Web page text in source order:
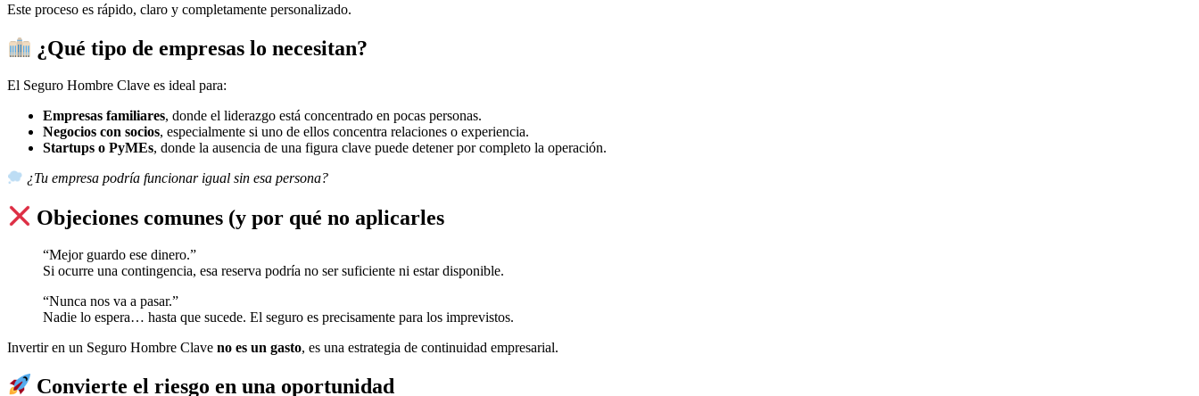
Este proceso es rápido, claro y completamente personalizado.
¿Qué tipo de empresas lo necesitan?
El Seguro Hombre Clave es ideal para:
Empresas familiares, donde el liderazgo está concentrado en pocas personas.
Negocios con socios, especialmente si uno de ellos concentra relaciones o experiencia.
Startups o PyMEs, donde la ausencia de una figura clave puede detener por completo la operación.
¿Tu empresa podría funcionar igual sin esa persona?
Objeciones comunes (y por qué no aplicarles
“Mejor guardo ese dinero.”
Si ocurre una contingencia, esa reserva podría no ser suficiente ni estar disponible.
“Nunca nos va a pasar.”
Nadie lo espera… hasta que sucede. El seguro es precisamente para los imprevistos.
Invertir en un Seguro Hombre Clave no es un gasto, es una estrategia de continuidad empresarial.
Convierte el riesgo en una oportunidad